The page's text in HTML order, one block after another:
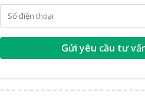
Gửi yêu cầu tư